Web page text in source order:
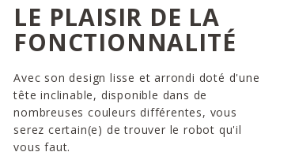
LE PLAISIR DE LA
FONCTIONNALITÉ
Avec son design lisse et arrondi doté d'une
tête inclinable, disponible dans de
nombreuses couleurs différentes, vous
serez certain(e) de trouver le robot qu'il
vous faut.